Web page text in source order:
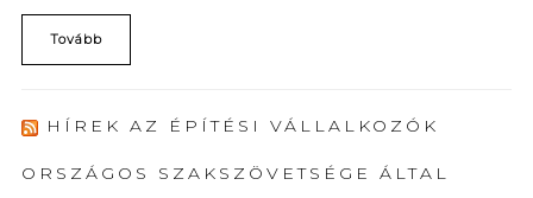
Tovább
HÍREK AZ ÉPÍTÉSI VÁLLALKOZÓK
ORSZÁGOS SZAKSZÖVETSÉGE ÁLTAL